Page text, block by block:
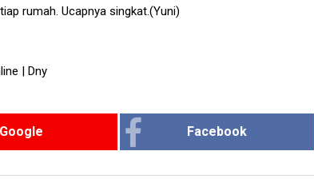
rumah. Ucapnya singkat.(Yuni)
| Dny
Google Facebook